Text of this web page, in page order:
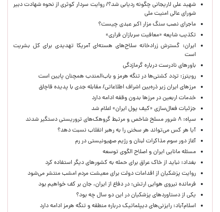
شهید علی لاریجانی چگونه ردیابی شد؟/ روایت سردار کوثری از نحوه شهادت دبیر
شورای عالی امنیت ملی
ماجرای نصب سنگ مزار اکبر عبدی چیست؟
تکذیب شایعه «معافیت سربازان فراری»
ایران: گسترش زرادخانه سلاح‌های هسته‌ای آمریکا تهدیدی برای کل بشریت
است
باورهای نادرست درباره گرمازدگی
رویترز: تردد کشتی‌ها در تنگه هرمز و باب‌المندب همچنان پایین است
مرزهای ایران زیر ذره‌بین اشراف اطلاعاتی/ مقابله جدی با پدیده قاچاق
خدمات اربعین در مرزها بدون وقفه ادامه دارد
جزئیات فعال‌سازی «کیف پول ایران» اعلام شد
سپاه: ۸ شرور مسلح شاخص و مرتبط گروهک‌های تروریستی دستگیر شدند
آیا هر کس می‌تواند هر سخنی را به رهبر انقلاب نسبت دهد؟
آغاز دور سوم مذاکرات لبنان و رژیم صهیونیستی در رم
مسئله مانایی ایران و اصلاح الگوی توسعه
بغداد: نباید از خاک عراق برای حمله به کشورهای دیگر استفاده کرد
روایت پزشکیان از اقدامات دولت برای معیشت مردم امشب منتشر می‌شود
فرمانده نیروی هوایی ارتش: در دفاع از ایران، جان بر کف خواهیم بود
یکی از دستاوردهای پزشکیان در این دو سال چه بود؟
اسلام‌آباد: رایزنی‌های دیپلماتیک درباره منطقه و تنگه هرمز ادامه دارد